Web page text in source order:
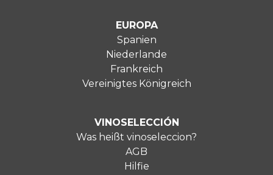
EUROPA
Spanien
Niederlande
Frankreich
Vereinigtes Königreich
VINOSELECCIÓN
Was heißt vinoseleccion?
AGB
Hilfie